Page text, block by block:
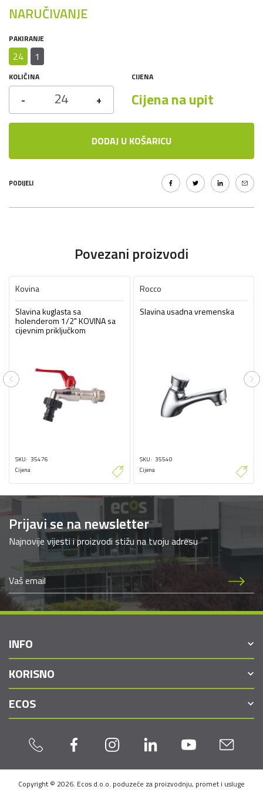
NARUČIVANJE
PAKIRANJE
24 1
KOLIČINA
- +
CIJENA
Cijena na upit
DODAJ U KOŠARICU
PODIJELI
Povezani proizvodi
Kovina
Slavina kuglasta sa
holenderom 1/2" KOVINA sa
cijevnim priključkom
SKU 35476
Cijena
Rocco
Slavina usadna vremenska
SKU 35540
Cijena
Previous
Prijavi se na newsletter
Najnovije vijesti i proizvodi stižu na tvoju adresu
INFO
KORISNO
ECOS
Copyright © 2026. Ecos d.o.o. poduzeće za proizvodnju, promet i usluge